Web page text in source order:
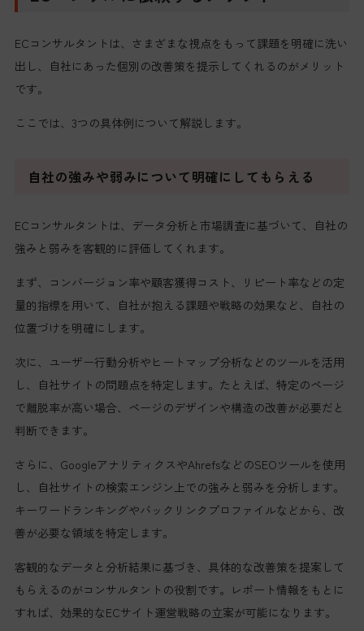
ECコンサルタントは、さまざまな視点をもって課題を明確に洗い
出し、自社にあった個別の改善策を提示してくれるのがメリット
です。
ここでは、3つの具体例について解説します。
自社の強みや弱みについて明確にしてもらえる
ECコンサルタントは、データ分析と市場調査に基づいて、自社の
強みと弱みを客観的に評価してくれます。
まず、コンバージョン率や顧客獲得コスト、リピート率などの定
量的指標を用いて、自社が抱える課題や戦略の効果など、自社の
位置づけを明確にします。
次に、ユーザー行動分析やヒートマップ分析などのツールを活用
し、自社サイトの問題点を特定します。たとえば、特定のページ
で離脱率が高い場合、ページのデザインや構造の改善が必要だと
判断できます。
さらに、GoogleアナリティクスやAhrefsなどのSEOツールを使用
し、自社サイトの検索エンジン上での強みと弱みを分析します。
キーワードランキングやバックリンクプロファイルなどから、改
善が必要な領域を特定します。
客観的なデータと分析結果に基づき、具体的な改善策を提案して
もらえるのがコンサルタントの役割です。レポート情報をもとに
すれば、効果的なECサイト運営戦略の立案が可能になります。